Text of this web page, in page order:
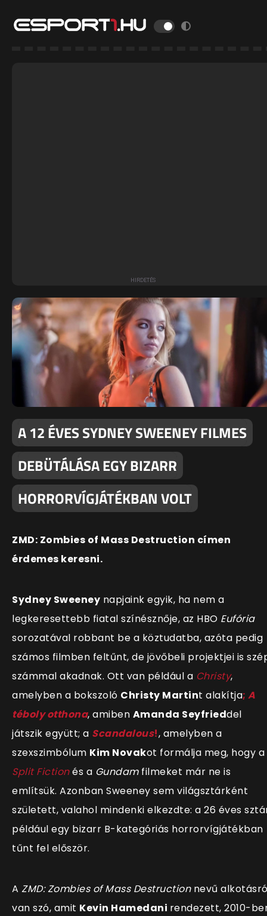
A 12 ÉVES SYDNEY SWEENEY FILMES
DEBÜTÁLÁSA EGY BIZARR
HORRORVÍGJÁTÉKBAN VOLT
ZMD: Zombies of Mass Destruction címen
érdemes keresni.
Sydney Sweeney napjaink egyik, ha nem a
legkeresettebb fiatal színésznője, az HBO Eufória
sorozatával robbant be a köztudatba, azóta pedig
számos filmben feltűnt, de jövőbeli projektjei is
számmal akadnak. Ott van például a Christy,
amelyben a bokszoló Christy Martint alakítja; A
téboly otthona, amiben Amanda Seyfrieddel
játszik együtt; a Scandalous!, amelyben a
szexszimbólum Kim Novakot formálja meg, hogy a
Split Fictionés a Gundamfilmeket már ne is
említsük. Azonban Sweeney sem világsztárként
született, valahol mindenki elkezdte: a 26 éves
például egy bizarr B-kategóriás horrorvígjátékban
tűnt fel először.
A ZMD: Zombies of Mass Destructionnevű
van szó, amit Kevin Hamedani rendezett, 2010-